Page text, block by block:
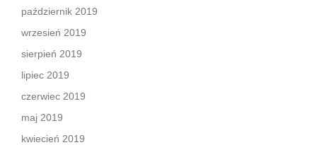
październik 2019
wrzesień 2019
sierpień 2019
lipiec 2019
czerwiec 2019
maj 2019
kwiecień 2019